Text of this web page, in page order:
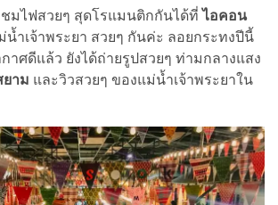
มไฟสวยๆ สุดโรแมนติกกันได้ที่ไอคอน
น้ำเจ้าพระยา สวยๆ กันค่ะ ลอยกระทงปีนี้
าศดีแล้ว ยังได้ถ่ายรูปสวยๆ ท่ามกลางแสง
าม และวิวสวยๆ ของแม่น้ำเจ้าพระยาใน